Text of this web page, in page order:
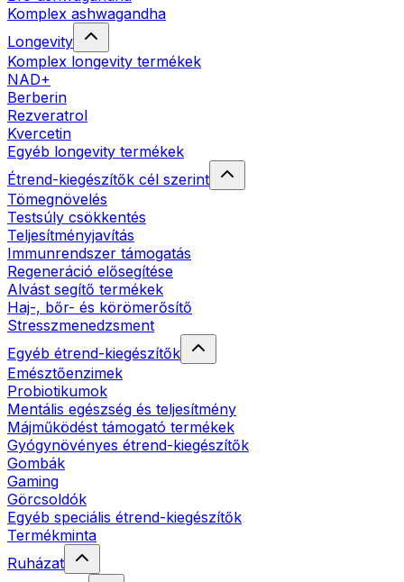
Komplex ashwagandha
Longevity
Komplex longevity termékek
NAD+
Berberin
Rezveratrol
Kvercetin
Egyéb longevity termékek
Étrend-kiegészítők cél szerint
Tömegnövelés
Testsúly csökkentés
Teljesítményjavítás
Immunrendszer támogatás
Regeneráció elősegítése
Alvást segítő termékek
Haj-, bőr- és körömerősítő
Stresszmenedzsment
Egyéb étrend-kiegészítők
Emésztőenzimek
Probiotikumok
Mentális egészség és teljesítmény
Májműködést támogató termékek
Gyógynövényes étrend-kiegészítők
Gombák
Gaming
Görcsoldók
Egyéb speciális étrend-kiegészítők
Termékminta
Ruházat